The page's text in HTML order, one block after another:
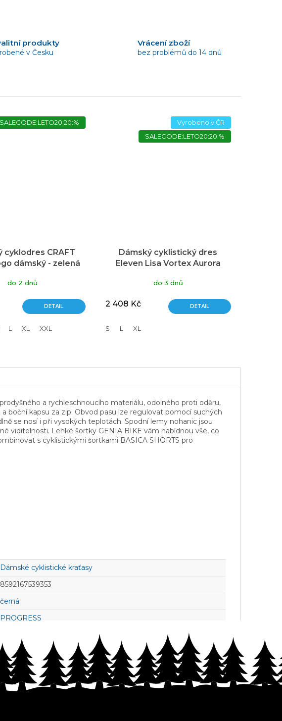
produkty
v Česku
Vrácení zboží
bez problémů do 14 dnů
SALECODE:LETO20:20:%
cyklodres CRAFT
dámský - zelená
do 2 dnů
DETAIL
L XL XXL
Vyrobeno v ČR
SALECODE:LETO20:20:%
Dámský cyklistický dres
Eleven Lisa Vortex Aurora
do 3 dnů
2 408 Kč DETAIL
S L XL
a rychleschnoucího materiálu, odolného proti oděru,
boční kapsu za zip. Obvod pasu lze regulovat pomocí suchých
se nosí i při vysokých teplotách. Spodní lemy nohanic jsou
viditelnosti. Lehké šortky GENIA BIKE vám nabídnou vše, co
s cyklistickými šortkami BASICA SHORTS pro
Dámské cyklistické kraťasy
8592167539353
černá
PROGRESS